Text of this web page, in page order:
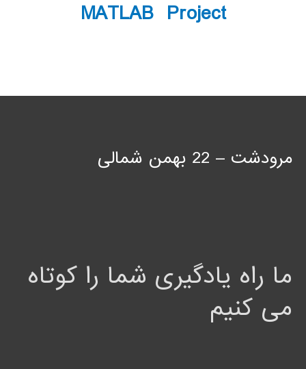
MATLAB Project
مرودشت – 22 بهمن شمالی
ما راه یادگیری شما را کوتاه
می کنیم